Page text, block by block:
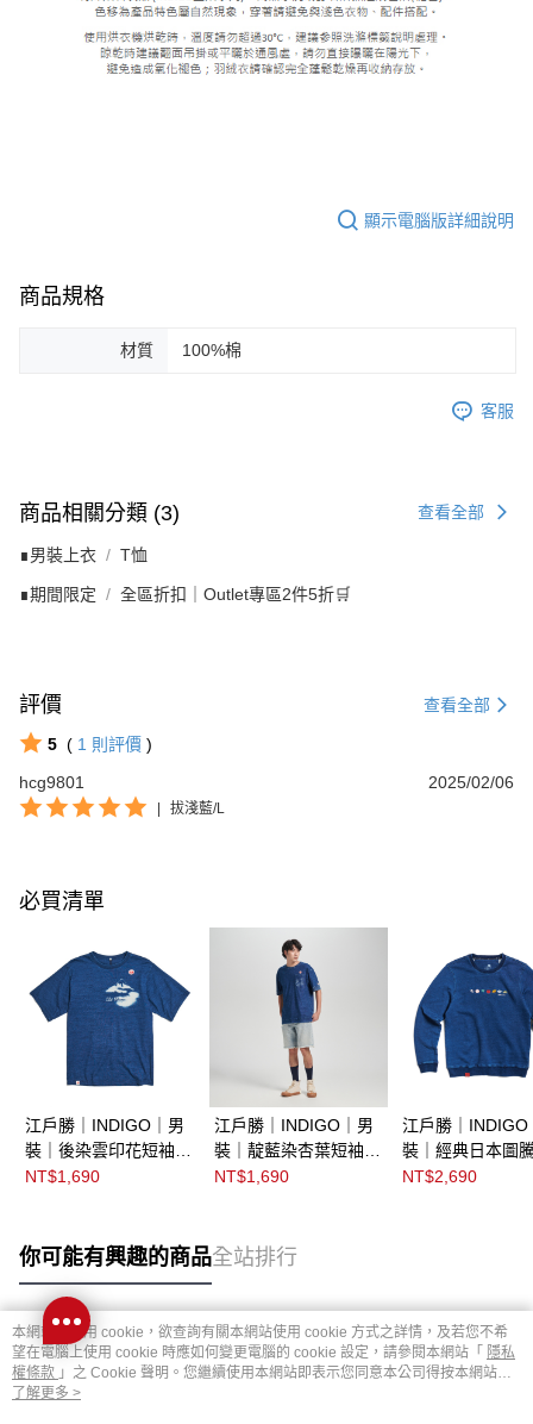
顯示電腦版詳細說明
商品規格
材質 100%棉
客服
商品相關分類 (3) 查看全部
∎男裝上衣 T恤
∎期間限定 全區折扣｜Outlet專區2件5折🛒
評價 查看全部
5 ( 1 則評價 )
hcg9801
2025/02/06
拔淺藍/L
必買清單
江戶勝｜INDIGO｜男
裝｜後染雲印花短袖T
恤
NT$1,690
江戶勝｜INDIGO｜男
裝｜靛藍染杏葉短袖T
恤
NT$1,690
江戶勝｜INDIGO
裝｜經典日本圖
厚長袖T恤
NT$2,690
你可能有興趣的商品全站排行
熱門標籤
本網站中使用 cookie，欲查詢有關本網站使用 cookie 方式之詳情，及若您不希
望在電腦上使用 cookie 時應如何變更電腦的 cookie 設定，請參閱本網站「 隱私
權條款 」之 Cookie 聲明。您繼續使用本網站即表示您同意本公司得按本網站使
用條款之 Cookie 聲明使用 cookie。
了解更多 >